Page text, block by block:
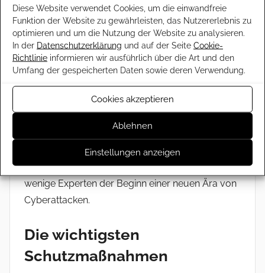
Diese Website verwendet Cookies, um die einwandfreie
Funktion der Website zu gewährleisten, das Nutzererlebnis zu
optimieren und um die Nutzung der Website zu analysieren.
In der Datenschutzerklärung und auf der Seite Cookie-
Richtlinie informieren wir ausführlich über die Art und den
Umfang der gespeicherten Daten sowie deren Verwendung.
Cookies akzeptieren
Ablehnen
Einstellungen anzeigen
Schadprogramm für das gerade in den USA
erschienene iPad warnen – lange bevor die ersten
Modelle überhaupt in Europa verkauft wurden.
Angriffsziel Smartphones
Zu den großen Herausforderungen der nächsten
erste Trojaner für das Smartphone-
Betriebssystem Android identifiziert – für nicht
wenige Experten der Beginn einer neuen Ära von
Cyberattacken.
Die wichtigsten
Schutzmaßnahmen